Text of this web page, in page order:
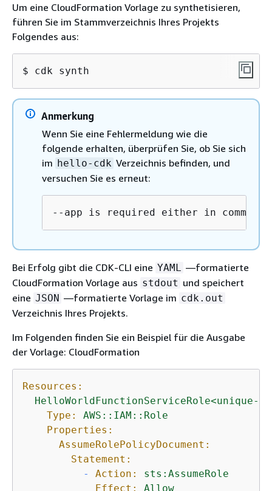
Um eine CloudFormation Vorlage zu synthetisieren,
führen Sie im Stammverzeichnis Ihres Projekts
Folgendes aus:
$ cdk synth
Anmerkung
Wenn Sie eine Fehlermeldung wie die
folgende erhalten, überprüfen Sie, ob Sie sich
im hello-cdk Verzeichnis befinden, und
versuchen Sie es erneut:
--app is required either in
Bei Erfolg gibt die CDK-CLI eine YAML
—formatierte
CloudFormation Vorlage aus stdout und speichert
eine JSON —formatierte Vorlage im cdk.out
Verzeichnis Ihres Projekts.
Im Folgenden finden Sie ein Beispiel für die Ausgabe
der Vorlage: CloudFormation
Resources:
Type:
AWS::IAM::Role
Properties:
AssumeRolePolicyDocument:
Statement:
-
Action:
sts:AssumeRole
Effect:
Allow